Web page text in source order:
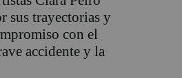
sus trayectorias y
con el
accidente y la